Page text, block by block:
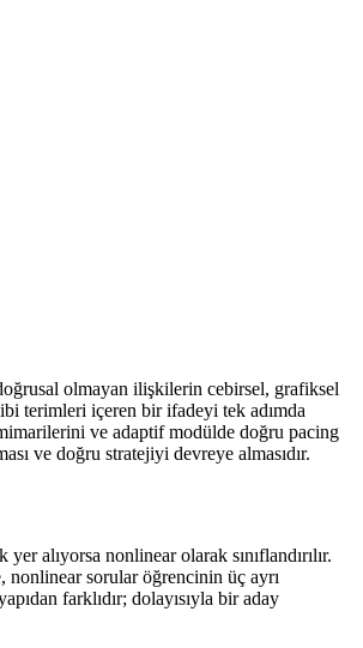
olmayan ilişkilerin cebirsel, grafiksel
terimleri içeren bir ifadeyi tek adımda
mimarilerini ve adaptif modülde doğru pacing
ve doğru stratejiyi devreye almasıdır.
alıyorsa nonlinear olarak sınıflandırılır.
nonlinear sorular öğrencinin üç ayrı
farklıdır; dolayısıyla bir aday